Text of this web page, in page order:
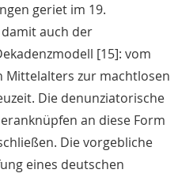
geriet im 19.
auch der
[15]: vom
Mittelalters zur machtlosen
Die denunziatorische
an diese Form
Die vorgebliche
eines deutschen